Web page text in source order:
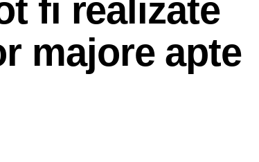
fi realizate
majore apte